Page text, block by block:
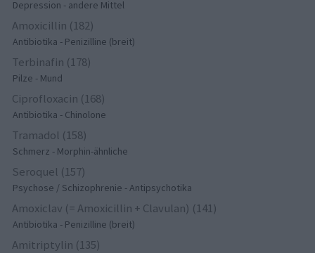
Depression - andere Mittel
Amoxicillin (182)
Antibiotika - Penizilline (breit)
Terbinafin (178)
Pilze - Mund
Ciprofloxacin (168)
Antibiotika - Chinolone
Tramadol (158)
Schmerz - Morphin-ähnliche
Seroquel (157)
Psychose / Schizophrenie - Antipsychotika
Amoxiclav (= Amoxicillin + Clavulan) (141)
Antibiotika - Penizilline (breit)
Amitriptylin (135)